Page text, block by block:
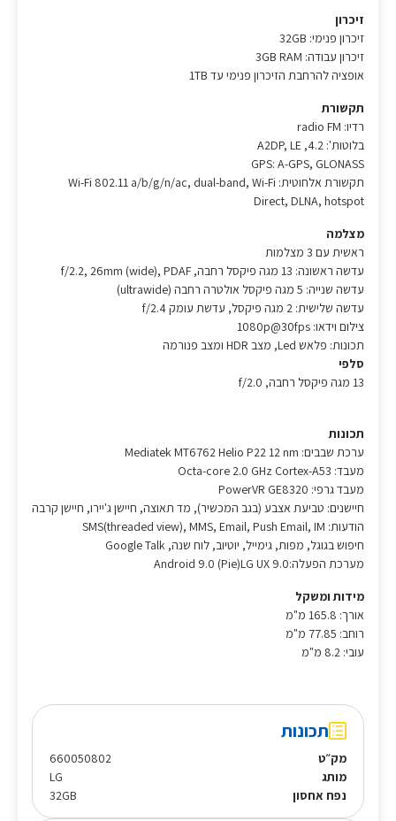
זיכרון
זיכרון פנימי: 32GB
זיכרון עבודה: 3GB RAM
אופציה להרחבת הזיכרון פנימי עד 1TB
תקשורת
רדיו: radio FM
בלוטות': 4.2, A2DP, LE
GPS: A-GPS, GLONASS
תקשורת אלחוטית: Wi-Fi 802.11 a/b/g/n/ac, dual-band, Wi-Fi
Direct, DLNA, hotspot
מצלמה
ראשית עם 3 מצלמות
עדשה ראשונה: 13 מגה פיקסל רחבה, f/2.2, 26mm (wide), PDAF
עדשה שנייה: 5 מגה פיקסל אולטרה רחבה (ultrawide)
עדשה שלישית: 2 מגה פיקסל, עדשת עומק f/2.4
צילום וידאו: 1080p@30fps
תכונות: פלאש Led, מצב HDR ומצב פנורמה
סלפי
13 מגה פיקסל רחבה, f/2.0
תכונות
ערכת שבבים: Mediatek MT6762 Helio P22 12 nm
מעבד: Octa-core 2.0 GHz Cortex-A53
מעבד גרפי: PowerVR GE8320
חיישנים: טביעת אצבע (בגב המכשיר), מד תאוצה, חיישן ג'יירו, חיישן קרבה
הודעות: SMS(threaded view), MMS, Email, Push Email, IM
חיפוש בגוגל, מפות, גימייל, יוטיוב, לוח שנה, Google Talk
מערכת הפעלה:Android 9.0 (Pie)LG UX 9.0
מידות ומשקל
אורך: 165.8 מ"מ
רוחב: 77.85 מ"מ
עובי: 8.2 מ"מ
תכונות
מק״ט
660050802
מותג
LG
נפח אחסון
32GB